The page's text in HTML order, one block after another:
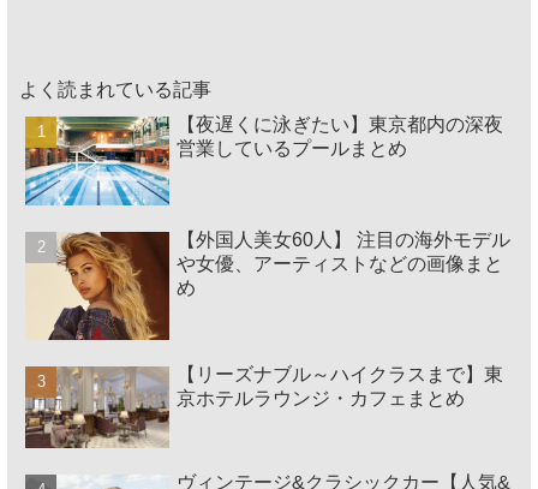
よく読まれている記事
【夜遅くに泳ぎたい】東京都内の深夜
営業しているプールまとめ
【外国人美女60人】 注目の海外モデル
や女優、アーティストなどの画像まと
め
【リーズナブル～ハイクラスまで】東
京ホテルラウンジ・カフェまとめ
ヴィンテージ&クラシックカー【人気&